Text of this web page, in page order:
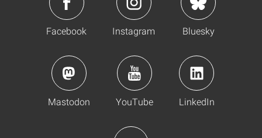
Facebook Instagram Bluesky
Mastodon YouTube LinkedIn